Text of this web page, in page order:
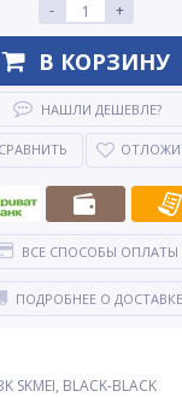
BLACK-BLACK
-
+
В КОРЗИНУ
НАШЛИ ДЕШЕВЛЕ?
СРАВНИТЬ
ВСЕ СПОСОБЫ ОПЛАТЫ
ПОДРОБНЕЕ О ДОСТАВКЕ